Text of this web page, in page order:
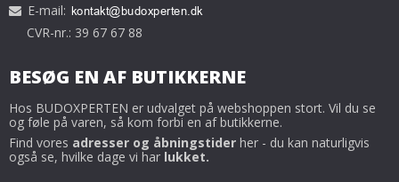
E-mail:
CVR-nr.: 39 67 67 88
BESØG EN AF BUTIKKERNE
Hos BUDOXPERTEN er udvalget på webshoppen stort. Vil du se
og føle på varen, så kom forbi en af butikkerne.
Find vores adresser og åbningstider her - du kan naturligvis
også se, hvilke dage vi har lukket.